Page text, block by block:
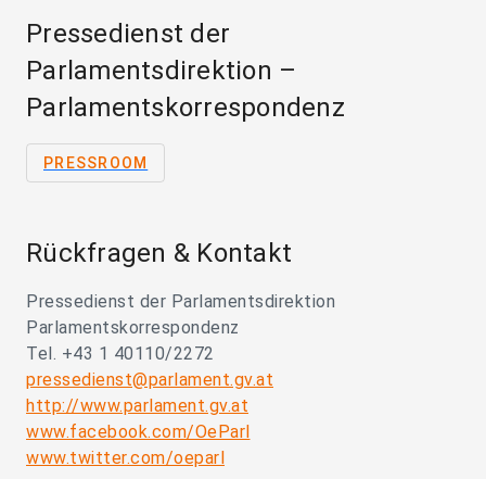
Pressedienst der
Parlamentsdirektion –
Parlamentskorrespondenz
PRESSROOM
Rückfragen & Kontakt
Pressedienst der Parlamentsdirektion
Parlamentskorrespondenz
Tel. +43 1 40110/2272
pressedienst@parlament.gv.at
http://www.parlament.gv.at
www.facebook.com/OeParl
www.twitter.com/oeparl